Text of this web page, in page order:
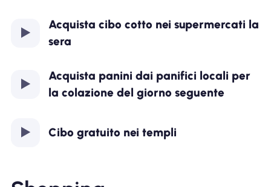
Acquista cibo cotto nei supermercati la
sera
Acquista panini dai panifici locali per
la colazione del giorno seguente
Cibo gratuito nei templi